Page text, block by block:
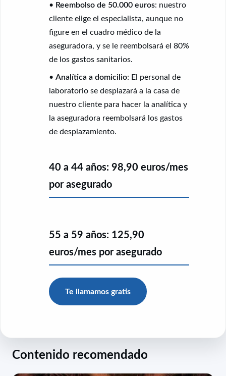
• Reembolso de 50.000 euros: nuestro
cliente elige el especialista, aunque no
figure en el cuadro médico de la
aseguradora, y se le reembolsará el 80%
de los gastos sanitarios.
• Analítica a domicilio: El personal de
laboratorio se desplazará a la casa de
nuestro cliente para hacer la analítica y
la aseguradora reembolsará los gastos
de desplazamiento.
40 a 44 años: 98,90 euros/mes
por asegurado
55 a 59 años: 125,90
euros/mes por asegurado
Te llamamos gratis
Contenido recomendado